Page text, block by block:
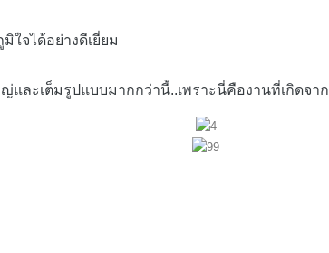
จได้อย่างดีเยี่ยม
ะเต็มรูปแบบมากกว่านี้..เพราะนี่คืองานที่เกิดจาก